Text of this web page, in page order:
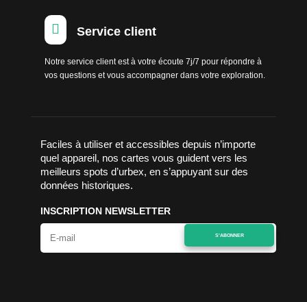
 Service client
Notre service client est à votre écoute 7j/7 pour répondre à
vos questions et vous accompagner dans votre exploration.
Faciles à utiliser et accessibles depuis n’importe
quel appareil, nos cartes vous guident vers les
meilleurs spots d’urbex, en s’appuyant sur des
données historiques.
INSCRIPTION NEWSLETTER
S'ABONNER